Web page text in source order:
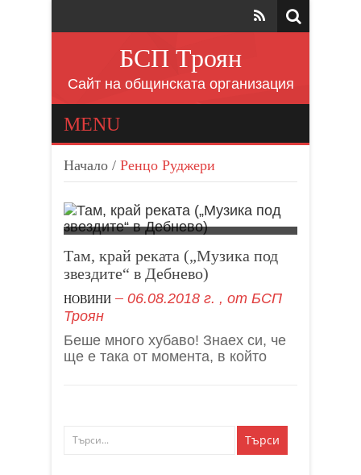
БСП Троян
Сайт на общинската организация
MENU
Начало / Ренцо Руджери
Там, край реката („Музика под
звездите“ в Дебнево)
НОВИНИ 06.08.2018 г. , от БСП
Троян
Беше много хубаво! Знаех си, че
ще е така от момента, в който